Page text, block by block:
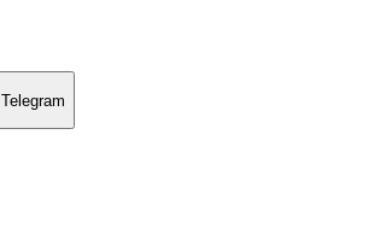
Telegram